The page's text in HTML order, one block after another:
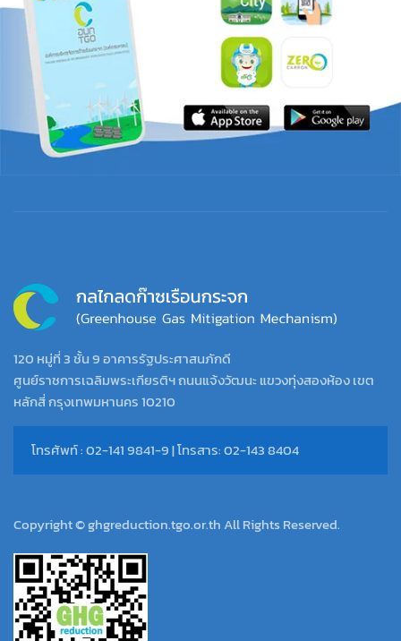
120 หมู่ที่ 3 ชั้น 9 อาคารรัฐประศาสนภักดี
ศูนย์ราชการเฉลิมพระเกียรติฯ ถนนแจ้งวัฒนะ แขวงทุ่งสองห้อง เขต
หลักสี่ กรุงเทพมหานคร 10210
โทรศัพท์ : 02-141 9841-9 | โทรสาร: 02-143 8404
Copyright © ghgreduction.tgo.or.th All Rights Reserved.